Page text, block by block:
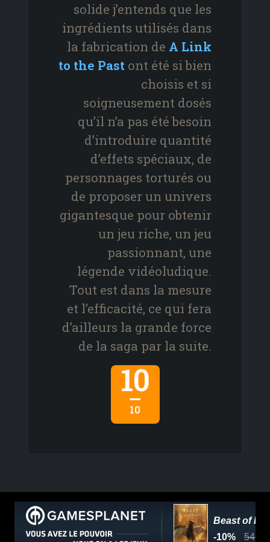
solide j’entends que les
ingrédients utilisés dans
la fabrication de A Link
to the Past ont été si bien
choisis et si
soigneusement dosés
qu’il n’a pas été besoin
d’introduire quantité
d’effets spéciaux, de
personnages torturés ou
de proposer un univers
gigantesque pour obtenir
un jeu riche, un jeu
passionnant, une
légende vidéoludique.
Tout est dans la mesure
et l’efficacité, ce qui fera
d’ailleurs la grande force
de la saga par la suite.
10
10